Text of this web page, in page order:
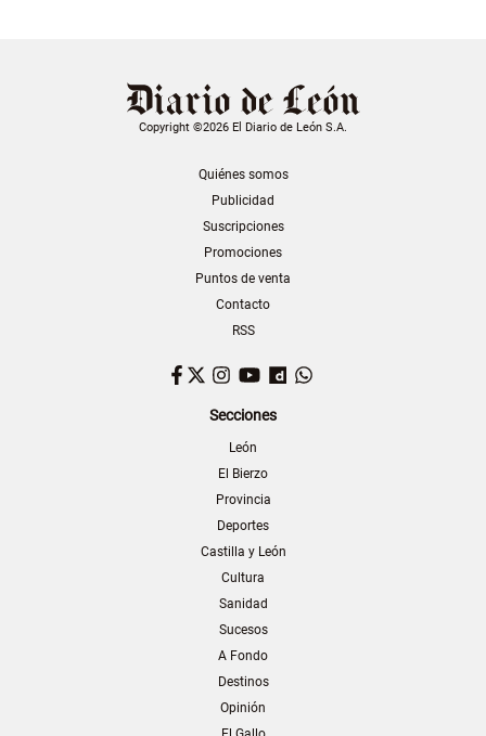
Copyright ©2026 El Diario de León S.A.
Quiénes somos
Publicidad
Suscripciones
Promociones
Puntos de venta
Contacto
RSS
Facebook
TwitterInstagram
YouTubeDailymotion
Secciones
León
El Bierzo
Provincia
Deportes
Castilla y León
Cultura
Sanidad
Sucesos
A Fondo
Destinos
Opinión